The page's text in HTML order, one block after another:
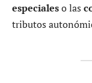
especialeso las
tributos